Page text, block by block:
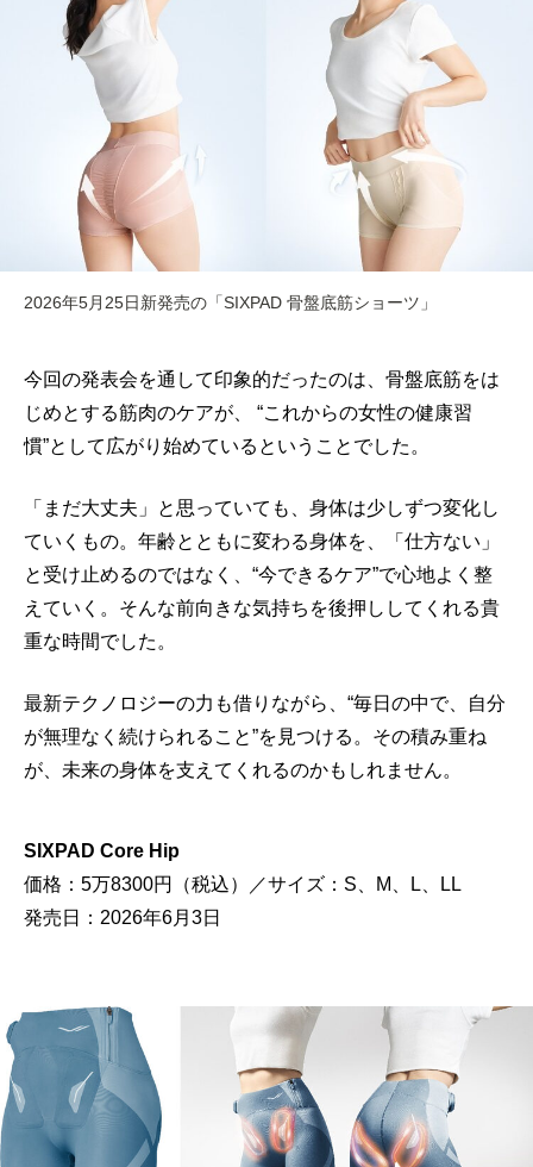
2026年5月25日新発売の「SIXPAD 骨盤底筋ショーツ」
今回の発表会を通して印象的だったのは、骨盤底筋をは
じめとする筋肉のケアが、 “これからの女性の健康習
慣”として広がり始めているということでした。
「まだ大丈夫」と思っていても、身体は少しずつ変化し
ていくもの。年齢とともに変わる身体を、「仕方ない」
と受け止めるのではなく、“今できるケア”で心地よく整
えていく。そんな前向きな気持ちを後押ししてくれる貴
重な時間でした。
最新テクノロジーの力も借りながら、“毎日の中で、自分
が無理なく続けられること”を見つける。その積み重ね
が、未来の身体を支えてくれるのかもしれません。
SIXPAD Core Hip
価格：5万8300円（税込）／サイズ：S、M、L、LL
発売日：2026年6月3日